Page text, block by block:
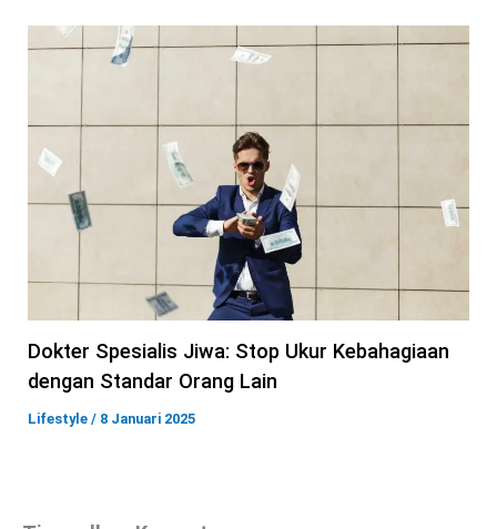
Dokter Spesialis Jiwa: Stop Ukur Kebahagiaan
dengan Standar Orang Lain
Lifestyle / 8 Januari 2025